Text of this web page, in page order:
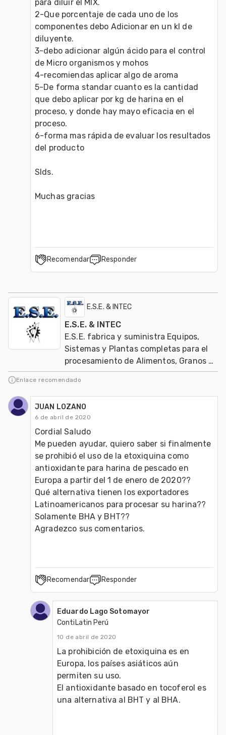
para diluir el MIX.
2-Que porcentaje de cada uno de los
componentes debo Adicionar en un kl de
diluyente.
3-debo adicionar algún ácido para el control
de Micro organismos y mohos
4-recomiendas aplicar algo de aroma
5-De forma standar cuanto es la cantidad
que debo aplicar por kg de harina en el
proceso, y donde hay mayo eficacia en el
proceso.
6-forma mas rápida de evaluar los resultados
del producto
Slds.
Muchas gracias
Recomendar Responder
E.S.E. & INTEC
E.S.E. & INTEC
E.S.E. fabrica y suministra Equipos,
Sistemas y Plantas completas para el
procesamiento de Alimentos, Granos y
Soja.
Enlace recomendado
JUAN LOZANO
6 de abril de 2020
Cordial Saludo
Me pueden ayudar, quiero saber si finalmente
se prohibió el uso de la etoxiquina como
antioxidante para harina de pescado en
Europa a partir del 1 de enero de 2020??
Qué alternativa tienen los exportadores
Latinoamericanos para procesar su harina??
Solamente BHA y BHT??
Agradezco sus comentarios.
Recomendar Responder
Eduardo Lago Sotomayor
ContiLatin Perú
10 de abril de 2020
La prohibición de etoxiquina es en
Europa, los países asiáticos aún
permiten su uso.
El antioxidante basado en tocoferol es
una alternativa al BHT y al BHA.